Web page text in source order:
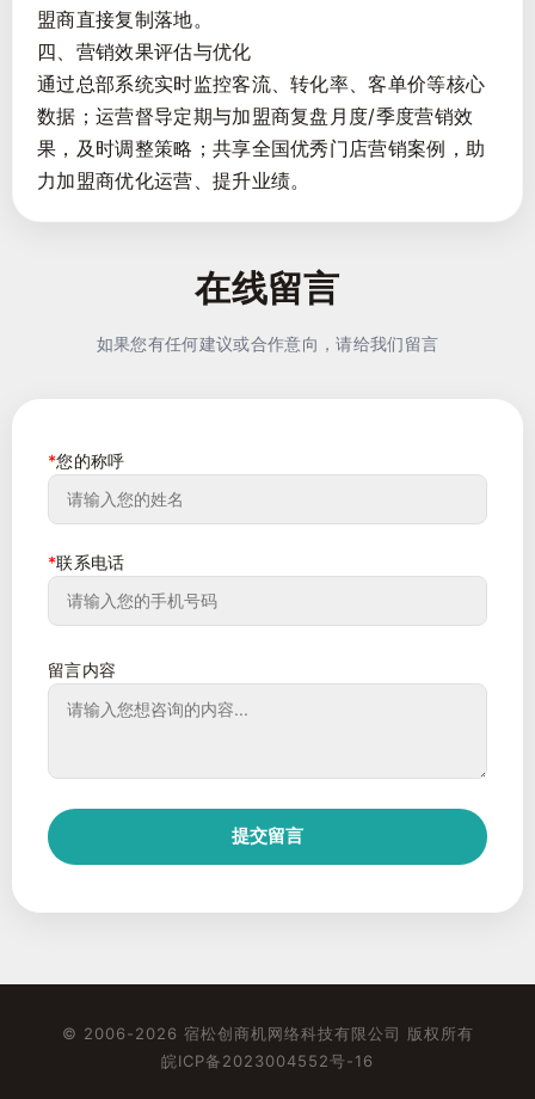
盟商直接复制落地。
四、营销效果评估与优化
通过总部系统实时监控客流、转化率、客单价等核心
数据；运营督导定期与加盟商复盘月度/季度营销效
果，及时调整策略；共享全国优秀门店营销案例，助
力加盟商优化运营、提升业绩。
在线留言
如果您有任何建议或合作意向，请给我们留言
*您的称呼
*联系电话
留言内容
提交留言
© 2006-2026 宿松创商机网络科技有限公司 版权所有
皖ICP备2023004552号-16